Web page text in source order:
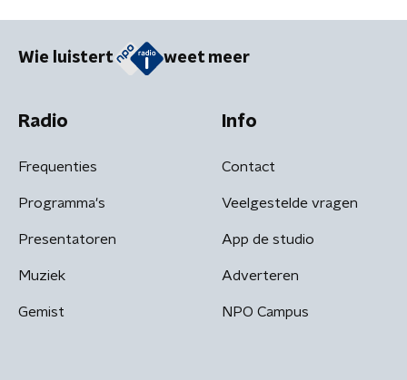
Wie luistert weet meer
Radio
Frequenties
Programma's
Presentatoren
Muziek
Gemist
Info
Contact
Veelgestelde vragen
App de studio
Adverteren
NPO Campus